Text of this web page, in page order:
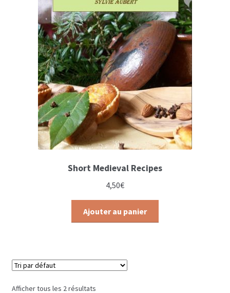
Short Medieval Recipes
4,50€
Ajouter au panier
Afficher tous les 2 résultats